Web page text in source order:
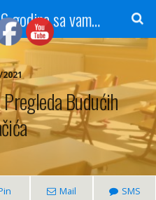
Radio Gradačac - 56 godina sa vama...
Budućih
Mail SMS